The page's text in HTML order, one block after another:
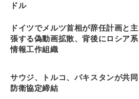
ドル
ドイツでメルツ首相が辞任計画と主
張する偽動画拡散、背後にロシア系
情報工作組織
サウジ、トルコ、パキスタンが共同
防衛協定締結